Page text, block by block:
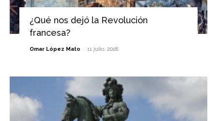
¿Qué nos dejó la Revolución
francesa?
Omar López Mato - 11 julio, 2018